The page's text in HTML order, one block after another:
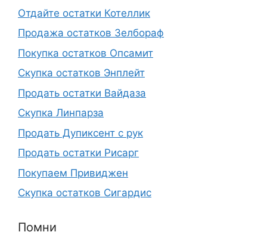
Отдайте остатки Котеллик
Продажа остатков Зелбораф
Покупка остатков Опсамит
Скупка остатков Энплейт
Продать остатки Вайдаза
Скупка Линпарза
Продать Дупиксент с рук
Продать остатки Рисарг
Покупаем Привиджен
Скупка остатков Сигардис
Помни